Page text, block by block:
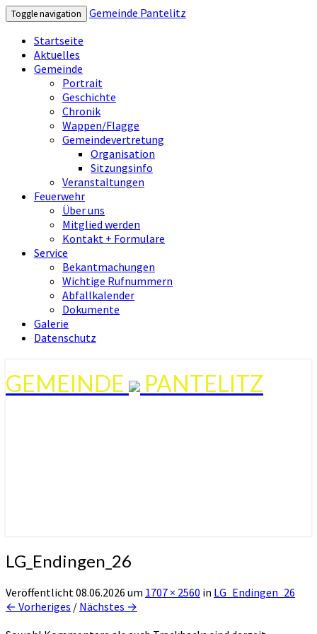
Toggle navigation
Gemeinde Pantelitz
Startseite
Aktuelles
Gemeinde
Portrait
Geschichte
Chronik
Wappen/Flagge
Gemeindevertretung
Organisation
Sitzungsinfo
Veranstaltungen
Feuerwehr
Über uns
Mitglied werden
Kontakt + Formulare
Service
Bekantmachungen
Wichtige Rufnummern
Abfallkalender
Dokumente
Galerie
Datenschutz
GEMEINDE PANTELITZ
LG_Endingen_26
Veröffentlicht08.06.2026 um 1707 × 2560 in LG_Endingen_26
← Vorheriges / Nächstes →